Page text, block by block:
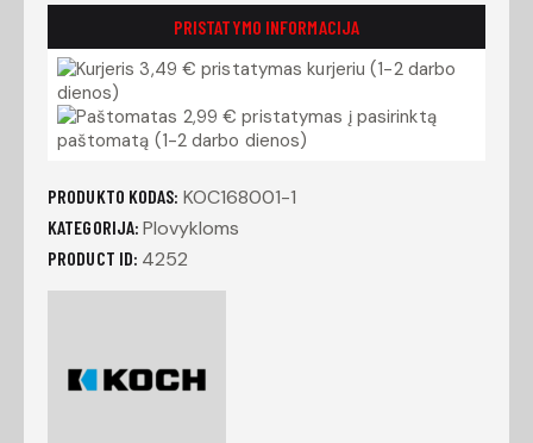
PRISTATYMO INFORMACIJA
3,49 € pristatymas kurjeriu (1-2 darbo
dienos)
2,99 € pristatymas į pasirinktą
paštomatą (1-2 darbo dienos)
PRODUKTO KODAS: KOC168001-1
KATEGORIJA:Plovykloms
PRODUCT ID: 4252